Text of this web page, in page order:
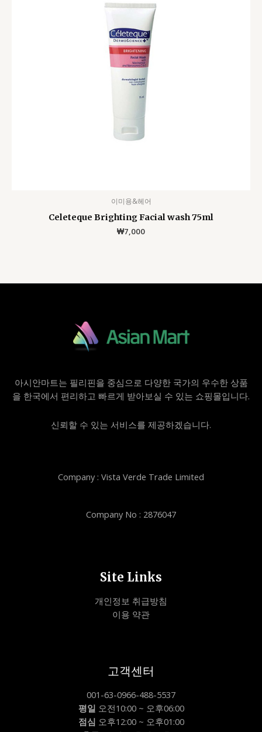
이미용&헤어
Celeteque Brighting Facial wash 75ml
₩7,000
아시안마트는 필리핀을 중심으로 다양한 국가의 우수한 상품
을 한국에서 편리하고 빠르게 받아보실 수 있는 쇼핑몰입니다.
신뢰할 수 있는 서비스를 제공하겠습니다.
Company : Vista Verde Trade Limited
Company No : 2876047
Site Links
개인정보 취급방침
이용 약관
고객센터
001-63-0966-488-5537
평일 오전10:00 ~ 오후06:00
점심 오후12:00 ~ 오후01:00